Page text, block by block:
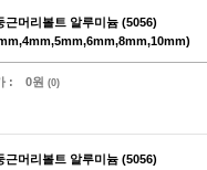
근머리볼트 알루미늄 (5056)
: 0원 (0)
근머리볼트 알루미늄 (5056)